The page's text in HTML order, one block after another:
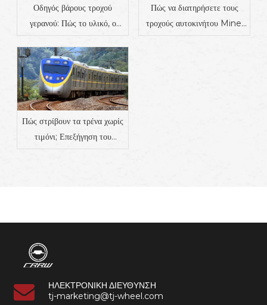
Οδηγός βάρους τροχού
γερανού: Πώς το υλικό, ο
επηρεάζουν το βάρος |
Προμηθευτής εξαρτημάτων
βιομηχανικής σιδηροτροχιάς
Πώς να διατηρήσετε τους
τροχούς αυτοκινήτου Mine;
Πώς στρίβουν τα τρένα χωρίς
τιμόνι; Επεξήγηση του
ΗΛΕΚΤΡΟΝΙΚΗ ΔΙΕΥΘΥΝΣΗ
tj-marketing@tj-wheel.com